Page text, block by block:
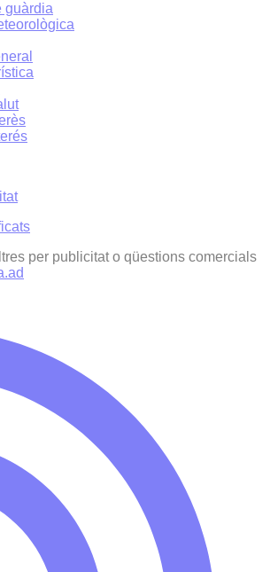
guàrdia
per publicitat o qüestions comercials